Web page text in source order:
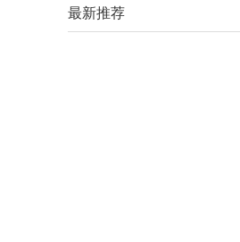
最新推荐